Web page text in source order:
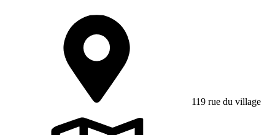
119 rue du village